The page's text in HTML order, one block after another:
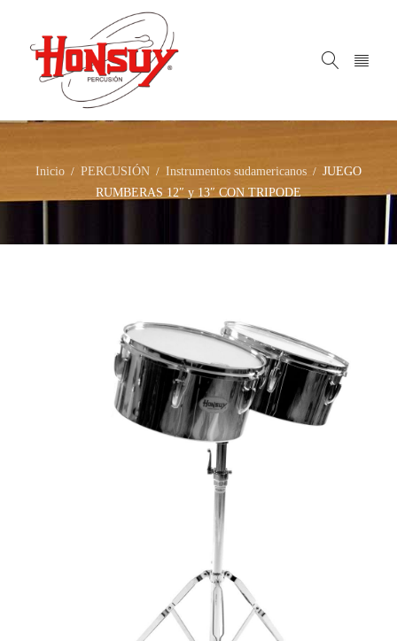
Inicio / PERCUSIÓN / Instrumentos sudamericanos / JUEGO
RUMBERAS 12″ y 13″ CON TRIPODE